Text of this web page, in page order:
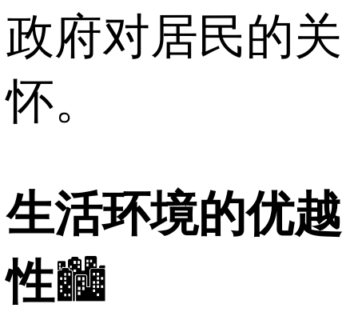
政府对居民的关
怀。
生活环境的优越
性🏙️